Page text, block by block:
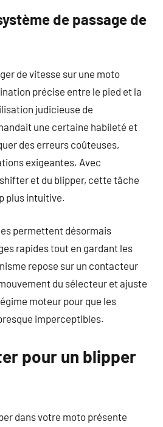
de passage de
de vitesse sur une moto
précise entre le pied et la
judicieuse de
une certaine habileté et
des erreurs coûteuses,
exigeantes. Avec
et du blipper, cette tâche
plus intuitive.
permettent désormais
rapides tout en gardant les
repose sur un contacteur
du sélecteur et ajuste
moteur pour que les
imperceptibles.
pour un blipper
dans votre moto présente